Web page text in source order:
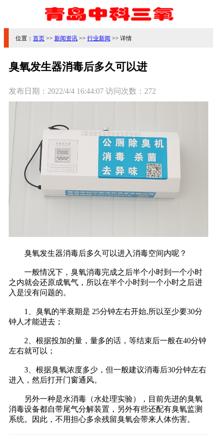
位置： 首页 >> 新闻资讯 >> 行业新闻 >> 详情
臭氧发生器消毒后多久可以进
发布日期： 2022/4/4 16:44:07 访问次数： 272
臭氧发生器消毒后多久可以进入消毒空间内呢？
一般情况下，臭氧消毒完成之后半个小时到一个小时
之内就会还原成氧气，所以在半个小时到一个小时之后进
入是没有问题的。
1、臭氧的半衰期是 25分钟左右开始,所以至少要30分
钟人才能进去；
2、根据投加的量，量多的话，等结束后一般在40分钟
左右就可以；
3、根据臭氧浓度多少，但一般建议消毒后30分钟左右
进入，然后打开门窗通风。
另外一种是水消毒（水处理实验），目前先进的臭氧
消毒设备都自带尾气分解装置，另外有些还配有臭氧监测
系统。因此，不用担心多余残留臭氧会带来人体伤害。